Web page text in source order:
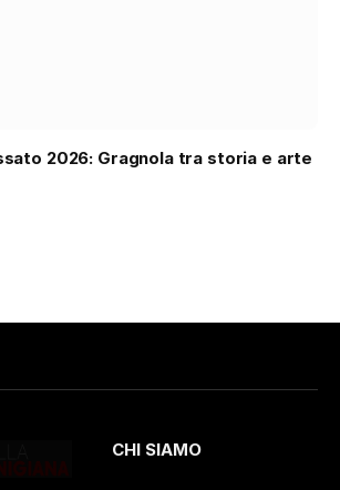
2026: Gragnola tra storia e arte
CHI SIAMO